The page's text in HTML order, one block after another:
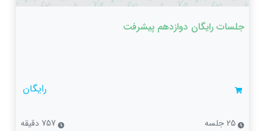
جلسات رایگان دوازدهم پیشرفت
رایگان